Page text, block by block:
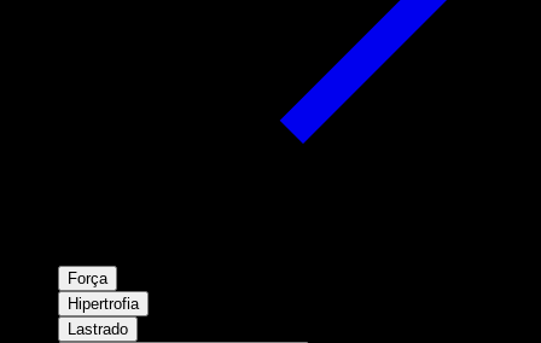
Força
Hipertrofia
Lastrado